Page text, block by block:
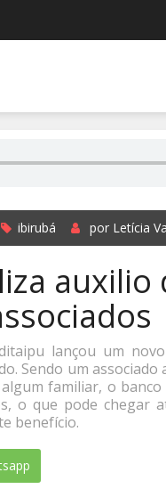
ibirubá por Letícia
auxilio
lançou um
Sendo um
familiar, o
o que pode chegar
benefício.